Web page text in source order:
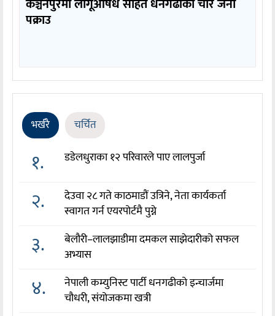
कञ्चनपुरमा लागूऔषध सहित धनगढीका चार जना
पक्राउ
भर्खरै चर्चित
१. डडेलधुराका १२ परिवारले पाए लालपुर्जा
२.
देउवा २८ गते काठमाडौं उत्रिने, नेता कार्यकर्ता
स्वागत गर्न एयरपोर्टमै पुग्ने
३.
बेलौरी–लालझाडीमा दमकल साझेदारीको सफल
अभ्यास
४.
नेपाली कम्युनिस्ट पार्टी धनगढीको इन्चार्जमा
चौधरी, संयोजकमा खत्री